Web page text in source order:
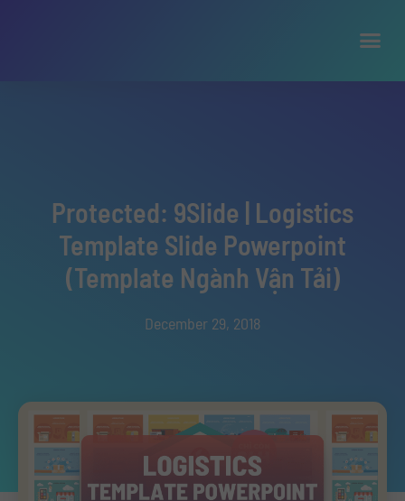
Protected: 9Slide | Logistics
Template Slide Powerpoint
(Template Ngành Vận Tải)
December 29, 2018